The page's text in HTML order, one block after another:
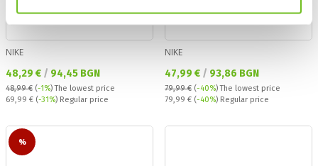
NIKE
Текуща цена:
48,29 € / 94,45 BGN
48,99 € (-1%)The lowest price
Regular price:
69,99 € (-31%) Regular price
NIKE
Текуща цена:
47,99 € / 93,86 BGN
79,99 € (-40%)The lowest price
Regular price:
79,99 € (-40%) Regular price
%